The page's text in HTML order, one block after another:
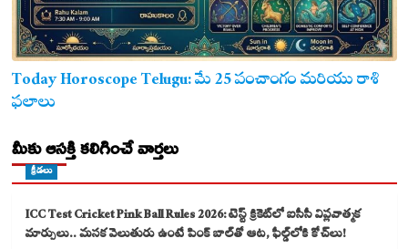
Today Horoscope Telugu: మే 25 పంచాంగం మరియు రాశి
ఫలాలు
మీకు ఆసక్తి కలిగించే వార్తలు
క్రీడలు
ICC Test Cricket Pink Ball Rules 2026: టెస్ట్ క్రికెట్‌లో ఐసీసీ విప్లవాత్మక
మార్పులు.. మసక వెలుతురు ఉంటే పింక్ బాల్‌తో ఆట, ఫీల్డ్‌లోకి కోచ్‌లు!